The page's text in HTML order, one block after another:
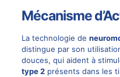
Mécanisme
La technologie de
distingue par son
douces, qui aident à
type 2présents dans les